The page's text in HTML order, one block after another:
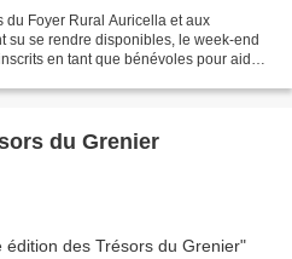
du Foyer Rural Auricella et aux
su se rendre disponibles, le week-end
en tant que bénévoles pour aider
du Grenier